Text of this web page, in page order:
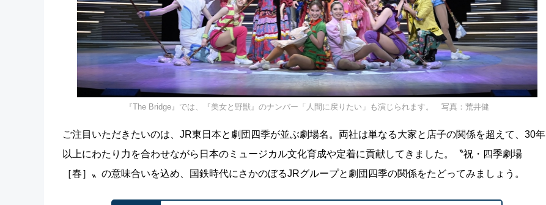
『The Bridge』では、『美女と野獣』のナンバー「人間に戻りたい」も演じられます。 写真：荒井健
ご注目いただきたいのは、JR東日本と劇団四季が並ぶ劇場名。両社は単なる大家と店子の関係を超えて、30年
以上にわたり力を合わせながら日本のミュージカル文化育成や定着に貢献してきました。〝祝・四季劇場
［春］〟の意味合いを込め、国鉄時代にさかのぼるJRグループと劇団四季の関係をたどってみましょう。